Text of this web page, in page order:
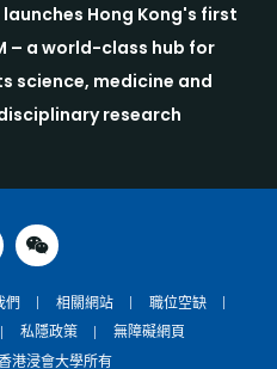
launches Hong Kong's first
– a world-class hub for
science, medicine and
research
們 相關網站
職位空缺
私隱政策 無障礙網頁
港浸會大學所有
in
weixin